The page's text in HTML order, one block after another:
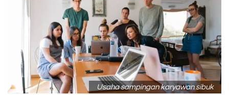
Usaha sampingan karyawan sibuk